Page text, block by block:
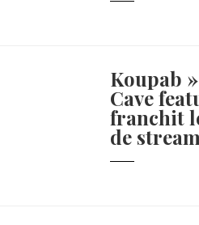
Koupab
Cave
franchit
de